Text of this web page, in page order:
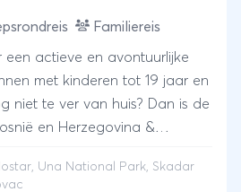
Familiereis
actieve en avontuurlijke
met kinderen tot 19 jaar en
niet te ver van huis? Dan is de
en Herzegovina &
van Kroatië, bezoek je twee
Una National Park, Skadar